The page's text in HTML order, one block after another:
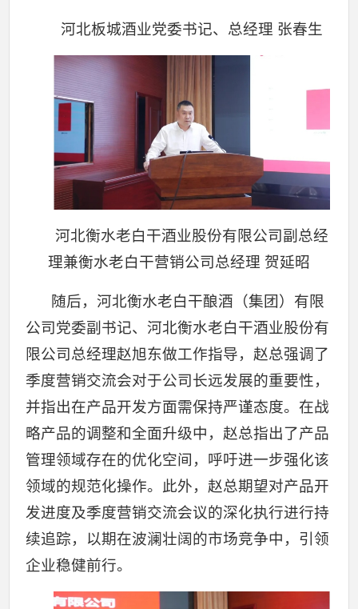
河北板城酒业党委书记、总经理 张春生
河北衡水老白干酒业股份有限公司副总经
理兼衡水老白干营销公司总经理 贺延昭
随后，河北衡水老白干酿酒（集团）有限
公司党委副书记、河北衡水老白干酒业股份有
限公司总经理赵旭东做工作指导，赵总强调了
季度营销交流会对于公司长远发展的重要性，
并指出在产品开发方面需保持严谨态度。在战
略产品的调整和全面升级中，赵总指出了产品
管理领域存在的优化空间，呼吁进一步强化该
领域的规范化操作。此外，赵总期望对产品开
发进度及季度营销交流会议的深化执行进行持
续追踪，以期在波澜壮阔的市场竞争中，引领
企业稳健前行。